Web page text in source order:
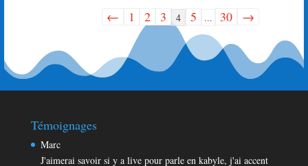
Navigation
liste
du
livre
← 1 2 3 4 5 ... 30 →
Témoignages
Marc
J'aimerai savoir si y a live pour parle en kabyle, j'ai accent